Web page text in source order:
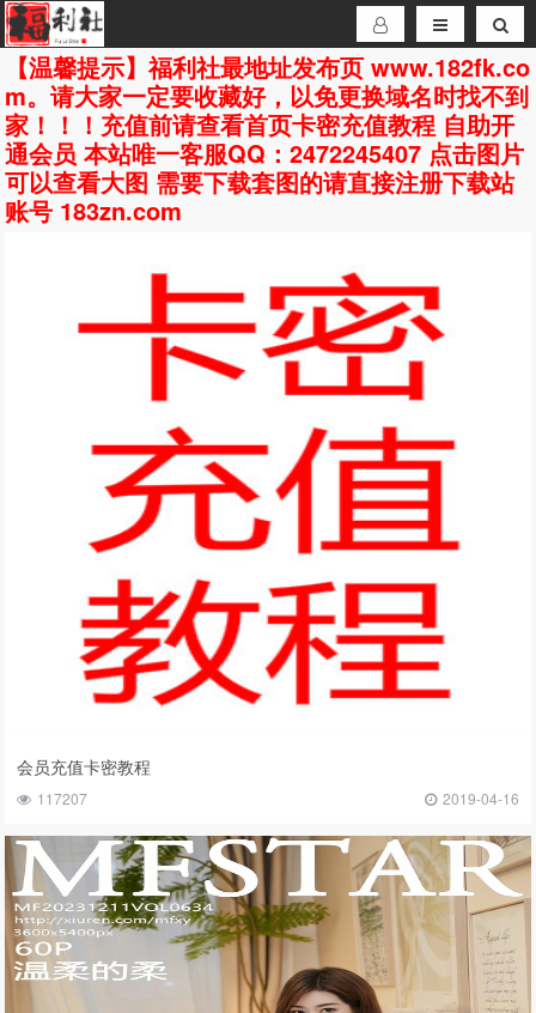
【温馨提示】福利社最地址发布页 www.182fk.co
m。请大家一定要收藏好，以免更换域名时找不到
家！！！充值前请查看首页卡密充值教程 自助开
通会员 本站唯一客服QQ：2472245407 点击图片
可以查看大图 需要下载套图的请直接注册下载站
账号 183zn.com
会员充值卡密教程
117207 2019-04-16